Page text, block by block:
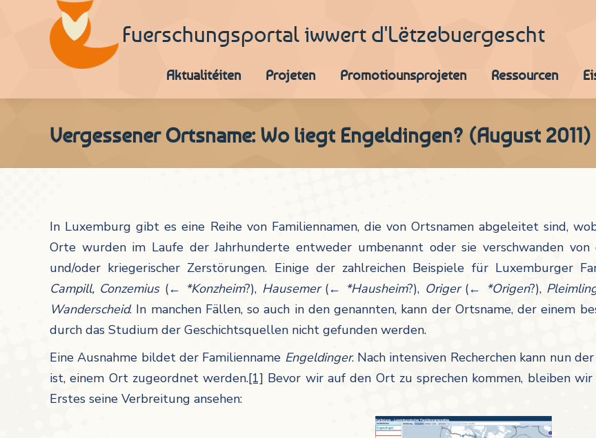
Fuerschungsportal iwwert d'Lëtzebuergescht
Aktualitéiten Projeten Promotiounsprojeten Ressourcen
Vergessener Ortsname: Wo liegt Engeldingen? (August 2011)
In Luxemburg gibt es eine Reihe von Familiennamen, die von Ortsnamen abgeleitet sind,
Orte wurden im Laufe der Jahrhunderte entweder umbenannt oder sie verschwanden
und/oder kriegerischer Zerstörungen. Einige der zahlreichen Beispiele für Luxemburger
Campill, Conzemius (← *Konzheim?), Hausemer(← *Hausheim?), Origer (← *Origen?),
Wanderscheid. In manchen Fällen, so auch in den genannten, kann der Ortsname, der einem
durch das Studium der Geschichtsquellen nicht gefunden werden.
Eine Ausnahme bildet der Familienname Engeldinger. Nach intensiven Recherchen kann nun
ist, einem Ort zugeordnet werden.[1] Bevor wir auf den Ort zu sprechen kommen, bleiben
Erstes seine Verbreitung ansehen: